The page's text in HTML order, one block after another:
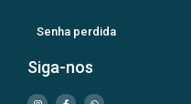
Senha perdida
Siga-nos